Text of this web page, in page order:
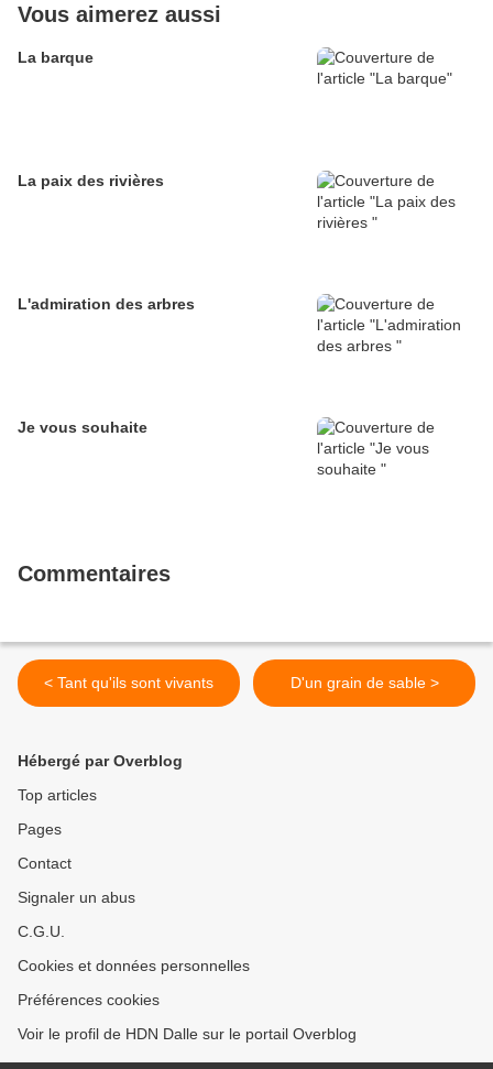
Vous aimerez aussi
La barque
La paix des rivières
L'admiration des arbres
Je vous souhaite
Commentaires
< Tant qu'ils sont vivants D'un grain de sable >
Hébergé par Overblog
Top articles
Pages
Contact
Signaler un abus
C.G.U.
Cookies et données personnelles
Préférences cookies
Voir le profil de HDN Dalle sur le portail Overblog